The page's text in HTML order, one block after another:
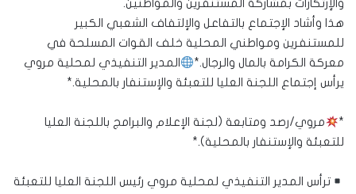
والإرتكازات بمشاركة المستنفرين والمواطنين.
هذا وأشاد الإجتماع بالتفاعل والإلتفاف الشعبي الكبير
للمستنفرين ومواطني المحلية خلف القوات المسلحة في
معركة الكرامة بالمال والرجال.*
المدير التنفيذي لمحلية مروي
يرأس إجتماع اللجنة العليا للتعبئة والإستنفار بالمحلية.*
*
مروي/رصد ومتابعة (لجنة الإعلام والبرامج باللجنة العليا
للتعبئة والإستنفار بالمحلية).*
ترأس المدير التنفيذي لمحلية مروي رئيس اللجنة العليا للتعبئة